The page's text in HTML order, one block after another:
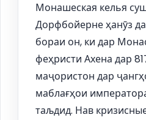
Монашеская келья
Дорфбойерне ҳанӯз
бораи он, ки дар
феҳристи Ахена дар
маҷористон дар
маблағҳои
таљдид. Нав